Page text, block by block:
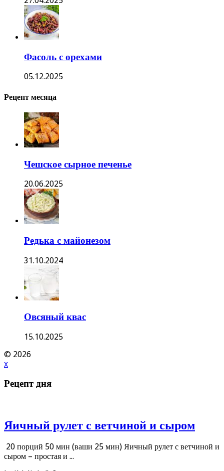
Фасоль с орехами
05.12.2025
Рецепт месяца
Чешское сырное печенье
20.06.2025
Редька с майонезом
31.10.2024
Овсяный квас
15.10.2025
© 2026
x
Рецепт дня
Яичный рулет с ветчиной и сыром
20 порций 50 мин (ваши 25 мин) Яичный рулет с ветчиной и
сыром – простая и ...